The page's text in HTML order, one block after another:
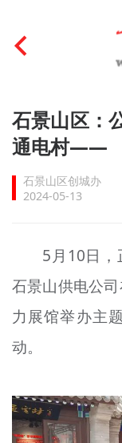
首页
文明创建
文明实践
未成年人思想
榜样人物
身边好人
北京宣传文化
石景山区：
通电村——
石景山区创城办
2024-05-13
5月10日，
石景山供电公
力展馆举办主
动。